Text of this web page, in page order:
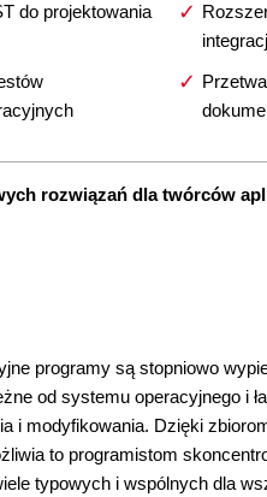
do projektowania
rozwiązań dla twórców
programy są stopniowo
od systemu operacyjnego i
i modyfikowania. Dzięki
to programistom
typowych i wspólnych dla